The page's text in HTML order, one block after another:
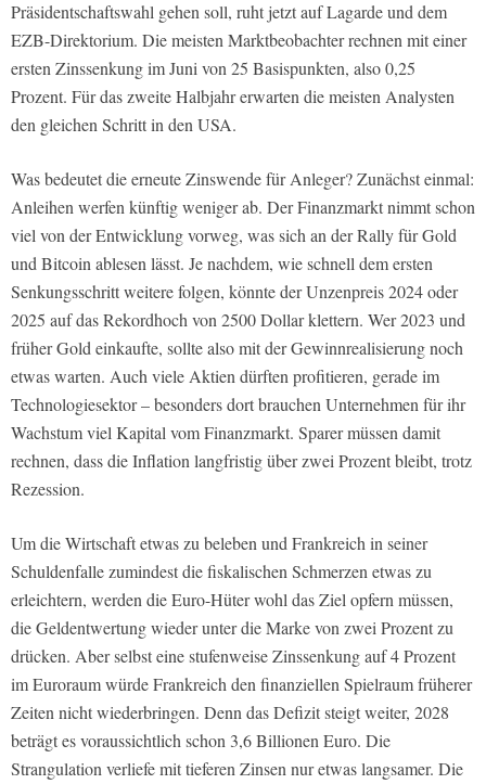
Präsidentschaftswahl gehen soll, ruht jetzt auf Lagarde und dem
EZB-Direktorium. Die meisten Marktbeobachter rechnen mit einer
ersten Zinssenkung im Juni von 25 Basispunkten, also 0,25
Prozent. Für das zweite Halbjahr erwarten die meisten Analysten
den gleichen Schritt in den USA.
Was bedeutet die erneute Zinswende für Anleger? Zunächst einmal:
Anleihen werfen künftig weniger ab. Der Finanzmarkt nimmt schon
viel von der Entwicklung vorweg, was sich an der Rally für Gold
und Bitcoin ablesen lässt. Je nachdem, wie schnell dem ersten
Senkungsschritt weitere folgen, könnte der Unzenpreis 2024 oder
2025 auf das Rekordhoch von 2500 Dollar klettern. Wer 2023 und
früher Gold einkaufte, sollte also mit der Gewinnrealisierung noch
etwas warten. Auch viele Aktien dürften profitieren, gerade im
Technologiesektor – besonders dort brauchen Unternehmen für ihr
Wachstum viel Kapital vom Finanzmarkt. Sparer müssen damit
rechnen, dass die Inflation langfristig über zwei Prozent bleibt, trotz
Rezession.
Um die Wirtschaft etwas zu beleben und Frankreich in seiner
Schuldenfalle zumindest die fiskalischen Schmerzen etwas zu
erleichtern, werden die Euro-Hüter wohl das Ziel opfern müssen,
die Geldentwertung wieder unter die Marke von zwei Prozent zu
drücken. Aber selbst eine stufenweise Zinssenkung auf 4 Prozent
im Euroraum würde Frankreich den finanziellen Spielraum früherer
Zeiten nicht wiederbringen. Denn das Defizit steigt weiter, 2028
beträgt es voraussichtlich schon 3,6 Billionen Euro. Die
Strangulation verliefe mit tieferen Zinsen nur etwas langsamer. Die